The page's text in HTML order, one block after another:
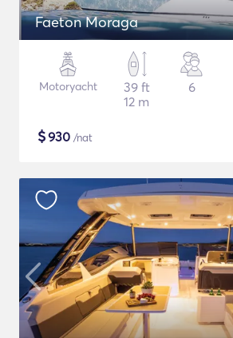
Faeton Moraga
Motoryacht
39 ft
12 m
6
$930 /nat